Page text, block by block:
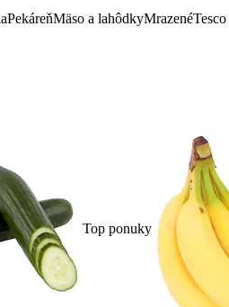
PekáreňMäso a lahôdkyMrazené
Top ponuky